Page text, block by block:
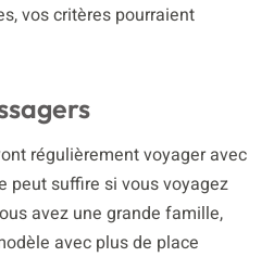
vos critères pourraient
régulièrement voyager avec
peut suffire si vous voyagez
avez une grande famille,
avec plus de place